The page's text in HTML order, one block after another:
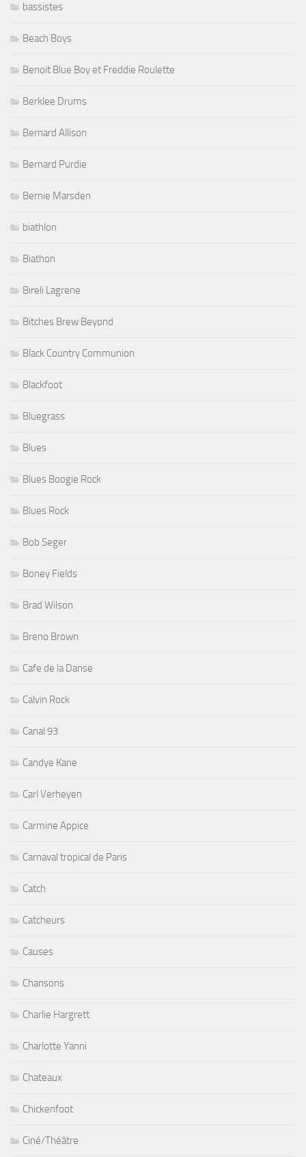
bassistes
Beach Boys
Benoit Blue Boy et Freddie Roulette
Berklee Drums
Bernard Allison
Bernard Purdie
Bernie Marsden
biathlon
Biathon
Bireli Lagrene
Bitches Brew Beyond
Black Country Communion
Blackfoot
Bluegrass
Blues
Blues Boogie Rock
Blues Rock
Bob Seger
Boney Fields
Brad Wilson
Breno Brown
Cafe de la Danse
Calvin Rock
Canal 93
Candye Kane
Carl Verheyen
Carmine Appice
Carnaval tropical de Paris
Catch
Catcheurs
Causes
Chansons
Charlie Hargrett
Charlotte Yanni
Chateaux
Chickenfoot
Ciné/Théâtre